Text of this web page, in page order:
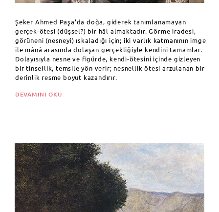
Şeker Ahmed Paşa’da doğa, giderek tanımlanamayan
gerçek-ötesi (düşsel?) bir hâl almaktadır. Görme iradesi,
görüneni (nesneyi) ıskaladığı için; iki varlık katmanının imge
ile mânâ arasında dolaşan gerçekliğiyle kendini tamamlar.
Dolayısıyla nesne ve figürde, kendi-ötesini içinde gizleyen
bir tinsellik, temsile yön verir; nesnellik ötesi arzulanan bir
derinlik resme boyut kazandırır.
DEVAMINI OKU